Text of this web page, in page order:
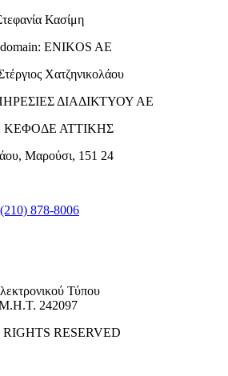
Κασίμη
domain: ENIKOS AE
Χατζηνικολάου
ΔΙΑΔΙΚΤΥΟΥ ΑΕ
ΚΕΦΟΔΕ ΑΤΤΙΚΗΣ
Μαρούσι, 151 24
878-8006
Τύπου
Μ.Η.Τ. 242097
RESERVED